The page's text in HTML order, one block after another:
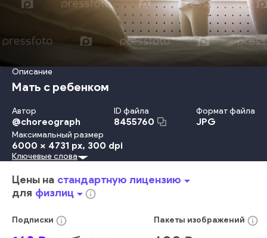
Описание
Мать с ребенком
Автор
@choreograph
ID файла
8455760
Формат файла
JPG
Максимальный размер
6000 x 4731 px, 300 dpi
Красота Travel Locations
Улыбаться
Женщины Образ Жизни Девочки
Дом
Семья Держать
Женский Пол
Радость
Интерьер Дома
Молодой Возраст
Ключевые слова
Цены на стандартную лицензиюarrow_drop_down
для физлицarrow_drop_downinfo_outline
Подписки info_outline Пакеты изображений info_outline